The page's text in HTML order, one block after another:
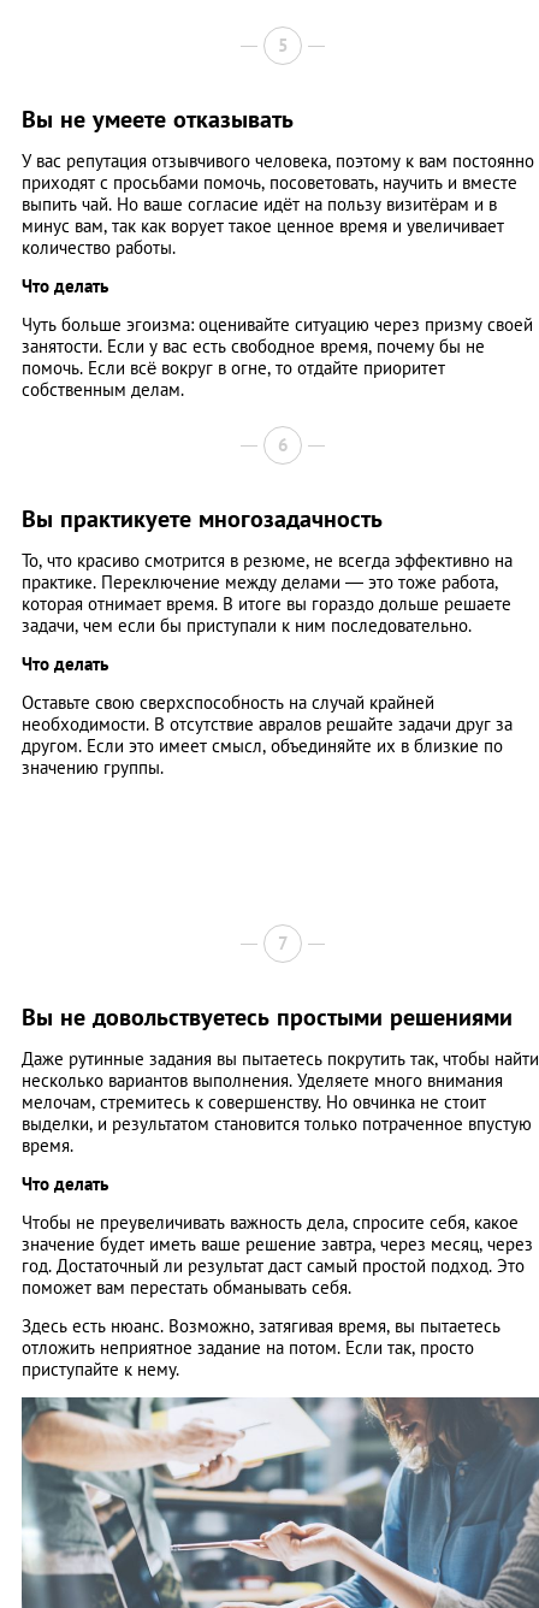
5
Вы не умеете отказывать
У вас репутация отзывчивого человека, поэтому к вам постоянно
приходят с просьбами помочь, посоветовать, научить и вместе
выпить чай. Но ваше согласие идёт на пользу визитёрам и в
минус вам, так как ворует такое ценное время и увеличивает
количество работы.
Что делать
Чуть больше эгоизма: оценивайте ситуацию через призму своей
занятости. Если у вас есть свободное время, почему бы не
помочь. Если всё вокруг в огне, то отдайте приоритет
собственным делам.
6
Вы практикуете многозадачность
То, что красиво смотрится в резюме, не всегда эффективно на
практике. Переключение между делами — это тоже работа,
которая отнимает время. В итоге вы гораздо дольше решаете
задачи, чем если бы приступали к ним последовательно.
Что делать
Оставьте свою сверхспособность на случай крайней
необходимости. В отсутствие авралов решайте задачи друг за
другом. Если это имеет смысл, объединяйте их в близкие по
значению группы.
7
Вы не довольствуетесь простыми решениями
Даже рутинные задания вы пытаетесь покрутить так, чтобы найти
несколько вариантов выполнения. Уделяете много внимания
мелочам, стремитесь к совершенству. Но овчинка не стоит
выделки, и результатом становится только потраченное впустую
время.
Что делать
Чтобы не преувеличивать важность дела, спросите себя, какое
значение будет иметь ваше решение завтра, через месяц, через
год. Достаточный ли результат даст самый простой подход. Это
поможет вам перестать обманывать себя.
Здесь есть нюанс. Возможно, затягивая время, вы пытаетесь
отложить неприятное задание на потом. Если так, просто
приступайте к нему.